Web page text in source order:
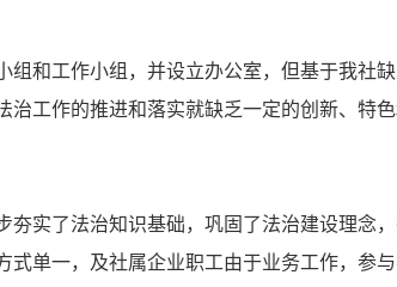
和工作小组，并设立办公室，但基于我社
工作的推进和落实就缺乏一定的创新、特色
实了法治知识基础，巩固了法治建设理念
单一，及社属企业职工由于业务工作，参